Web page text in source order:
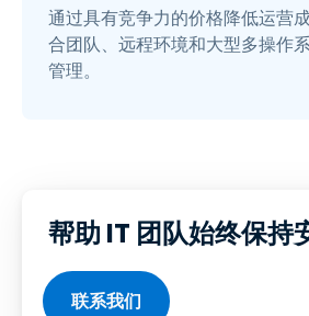
通过具有竞争力的价格降低运营
合团队、远程环境和大型多操作
管理。
帮助 IT 团队始终保持
联系我们